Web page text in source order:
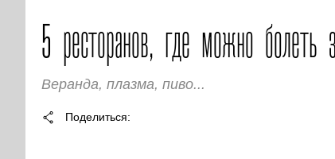
5 ресторанов, где можно болеть
Веранда, плазма, пиво...
Поделиться